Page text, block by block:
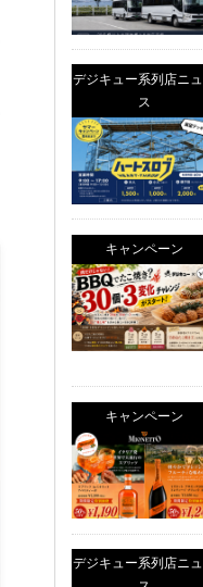
デジキュー系列店ニ
ス
キャンペーン
キャンペーン
デジキュー系列店ニ